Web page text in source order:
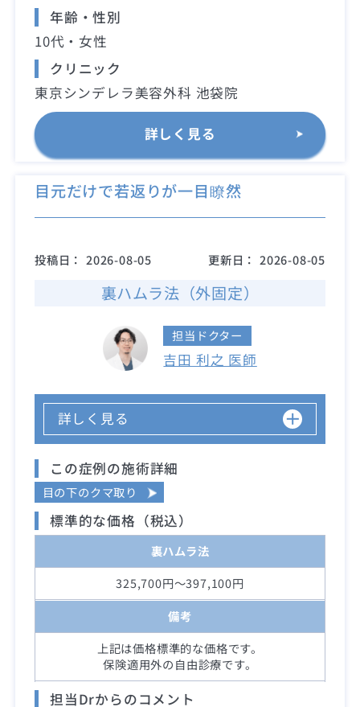
年齢・性別
10代・女性
クリニック
東京シンデレラ美容外科 池袋院
詳しく見る
目元だけで若返りが一目瞭然
投稿日： 2026-08-05 更新日： 2026-08-05
裏ハムラ法（外固定）
担当ドクター
吉田 利之 医師
詳しく見る
この症例の施術詳細
目の下のクマ取り
標準的な価格（税込）
裏ハムラ法
325,700円～397,100円
備考
上記は価格標準的な価格です。
保険適用外の自由診療です。
担当Drからのコメント